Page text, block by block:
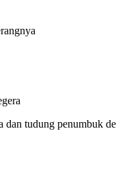
dan tudung penumbuk